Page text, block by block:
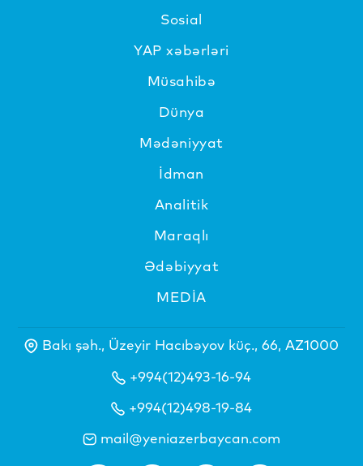
Sosial
YAP xəbərləri
Müsahibə
Dünya
Mədəniyyat
İdman
Analitik
Maraqlı
Ədəbiyyat
MEDİA
Bakı şəh., Üzeyir Hacıbəyov küç., 66, AZ1000
+994(12)493-16-94
+994(12)498-19-84
mail@yeniazerbaycan.com